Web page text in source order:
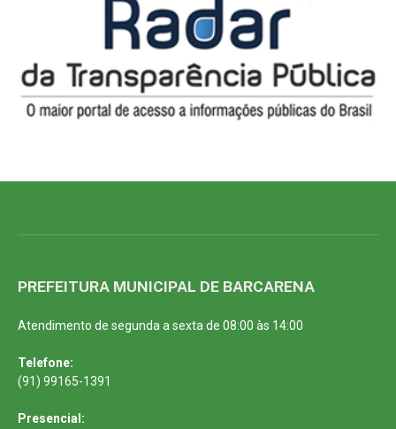
PREFEITURA MUNICIPAL DE BARCARENA
Atendimento de segunda a sexta de 08:00 às 14:00
Telefone:
(91) 99165-1391
Presencial: